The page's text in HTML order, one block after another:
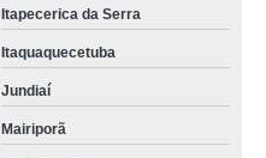
Itapecerica da Serra
Itaquaquecetuba
Jundiaí
Mairiporã